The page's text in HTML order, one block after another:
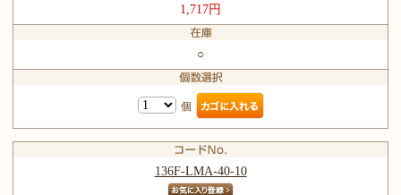
1,717円
○
個
136F-LMA-40-10